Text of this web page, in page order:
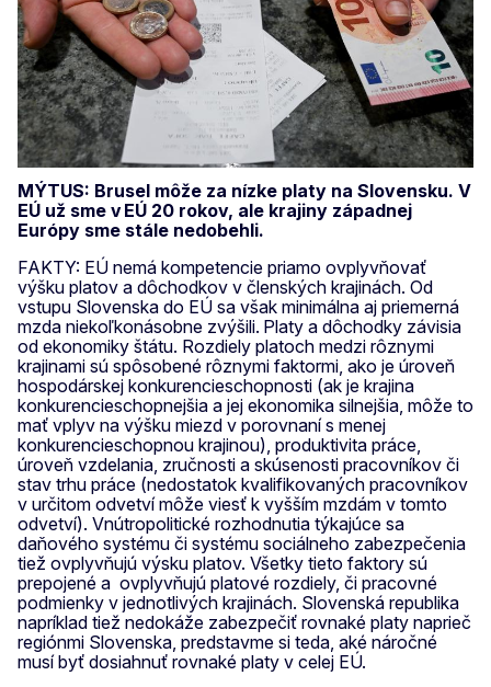
MÝTUS: Brusel môže za nízke platy na Slovensku. V
EÚ už sme v EÚ 20 rokov, ale krajiny západnej
Európy sme stále nedobehli.
FAKTY: EÚ nemá kompetencie priamo ovplyvňovať
výšku platov a dôchodkov v členských krajinách. Od
vstupu Slovenska do EÚ sa však minimálna aj priemerná
mzda niekoľkonásobne zvýšili. Platy a dôchodky závisia
od ekonomiky štátu. Rozdiely platoch medzi rôznymi
krajinami sú spôsobené rôznymi faktormi, ako je úroveň
hospodárskej konkurencieschopnosti (ak je krajina
konkurencieschopnejšia a jej ekonomika silnejšia, môže to
mať vplyv na výšku miezd v porovnaní s menej
konkurencieschopnou krajinou), produktivita práce,
úroveň vzdelania, zručnosti a skúsenosti pracovníkov či
stav trhu práce (nedostatok kvalifikovaných pracovníkov
v určitom odvetví môže viesť k vyšším mzdám v tomto
odvetví). Vnútropolitické rozhodnutia týkajúce sa
daňového systému či systému sociálneho zabezpečenia
tiež ovplyvňujú výsku platov. Všetky tieto faktory sú
prepojené a ovplyvňujú platové rozdiely, či pracovné
podmienky v jednotlivých krajinách. Slovenská republika
napríklad tiež nedokáže zabezpečiť rovnaké platy naprieč
regiónmi Slovenska, predstavme si teda, aké náročné
musí byť dosiahnuť rovnaké platy v celej EÚ.